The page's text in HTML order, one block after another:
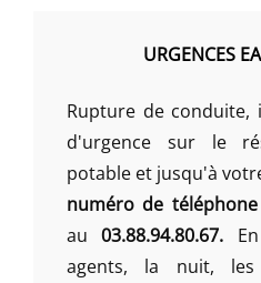
URGENCES
Rupture de conduite,
d'urgence sur le
potable et jusqu'à
numéro de
au03.88.94.80.67.
agents, la nuit,